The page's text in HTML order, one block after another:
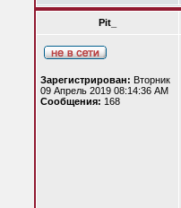
Pit_
Зарегистрирован: Вторник
09 Апрель 2019 08:14:36 AM
Сообщения: 168